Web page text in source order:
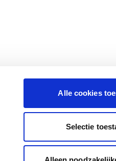
Alle cookies
Selectie